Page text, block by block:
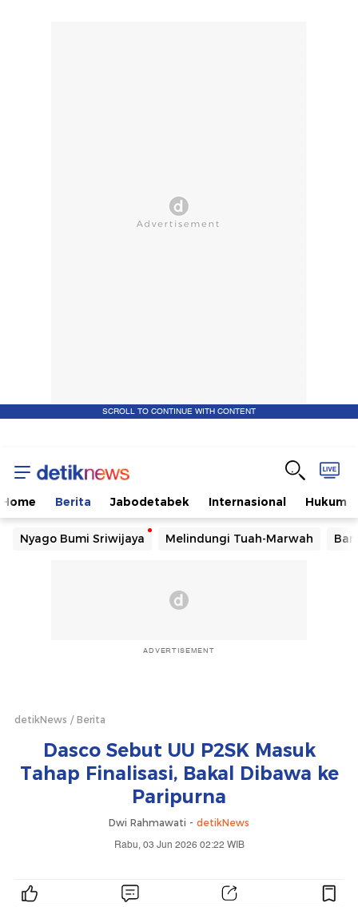
SCROLL TO CONTINUE WITH CONTENT
Home Berita Jabodetabek Internasional Hukum
Nyago Bumi Sriwijaya Melindungi Tuah-Marwah
ADVERTISEMENT
detikNews Berita
Dasco Sebut UU P2SK Masuk
Tahap Finalisasi, Bakal Dibawa ke
Paripurna
Dwi Rahmawati - detikNews
Rabu, 03 Jun 2026 02:22 WIB